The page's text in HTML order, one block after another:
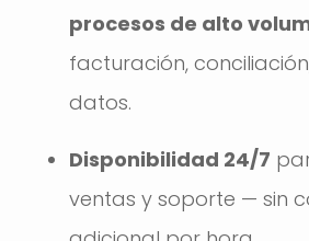
procesos de alto
facturación,
datos.
Disponibilidad 24/7
ventas y soporte — sin